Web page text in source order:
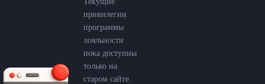
привилегии
программы
лояльности
пока доступны
только на
старом сайте.